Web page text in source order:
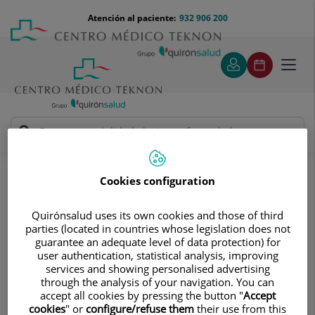
contenido
Menú
teléfono
cabecera
932 906 200
Atención al paciente:
Sergio Romero Tello
SergioRomero Tello
FACULTATIVO ESPECIALISTA APARATO DIGESTIVO
Cookies configuration
Quirónsalud uses its own cookies and those of third
parties (located in countries whose legislation does not
guarantee an adequate level of data protection) for
user authentication, statistical analysis, improving
services and showing personalised advertising
through the analysis of your navigation. You can
accept all cookies by pressing the button "Accept
cookies" or configure/refuse them their use from this